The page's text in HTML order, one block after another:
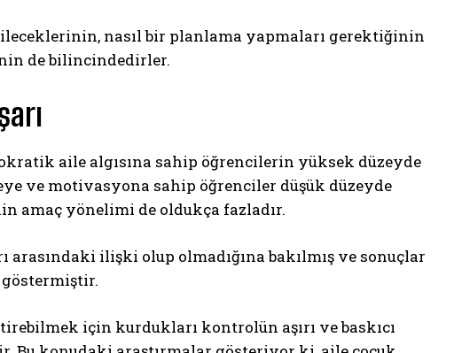
nasıl bir planlama yapmaları gerektiğinin
de bilincindedirler.
aile algısına sahip öğrencilerin yüksek düzeyde
ve motivasyona sahip öğrenciler düşük düzeyde
amaç yönelimi de oldukça fazladır.
ilişki olup olmadığına bakılmış ve sonuçlar
için kurdukları kontrolün aşırı ve baskıcı